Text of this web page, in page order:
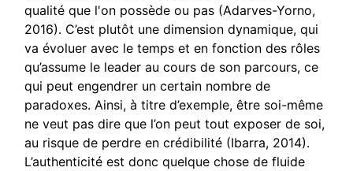
qualité que l'on possède ou pas (Adarves-Yorno,
2016). C’est plutôt une dimension dynamique, qui
va évoluer avec le temps et en fonction des rôles
qu’assume le leader au cours de son parcours, ce
qui peut engendrer un certain nombre de
paradoxes. Ainsi, à titre d’exemple, être soi-même
ne veut pas dire que l’on peut tout exposer de soi,
au risque de perdre en crédibilité (Ibarra, 2014).
L’authenticité est donc quelque chose de fluide